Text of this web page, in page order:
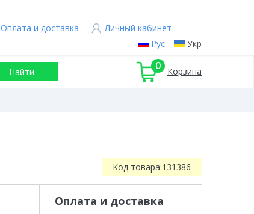
Рус Укр
Оплата и доставка Личный кабинет
0 Корзина
Код товара:131386
Оплата и доставка